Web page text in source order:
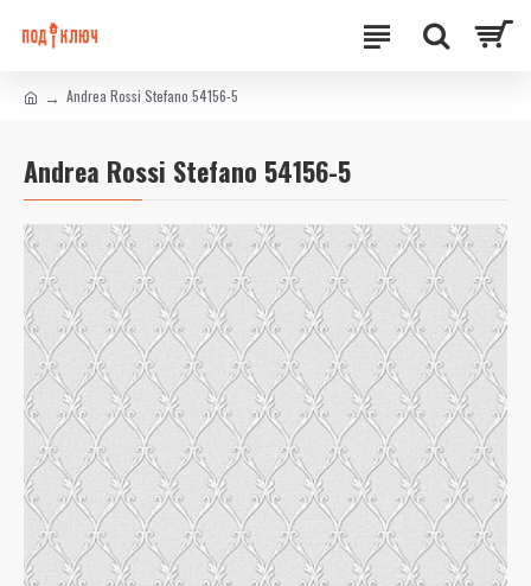
Andrea Rossi Stefano 54156-5
Andrea Rossi Stefano 54156-5